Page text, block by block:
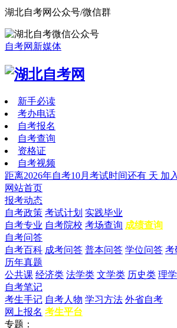
湖北自考网公众号/微信群
自考网新媒体
新手必读
考办电话
自考报名
自考查询
资格证
自考视频
距离2026年自考10月考试时间还有 天 加
网站首页
报考动态
自考政策 考试计划 实践毕业
自考专业 自考院校 考场查询 成绩查询
自考问答
自考百科 成考问答 普本问答 学位问答 考
历年真题
公共课 经济类 法学类 文学类 历史类 理
自考笔记
考生手记 自考人物 学习方法 外省自考
网上报名 考生平台
专题：